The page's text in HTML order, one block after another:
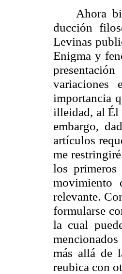
Ahora
ducción
Levinas
Enigma y
importancia
illeidad, al Él
embargo,
artículos
me
los
movimiento
relevante.
formularse
la cual
más allá de
reubica con